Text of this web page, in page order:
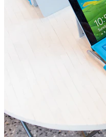
I settori con più
Sanità, tech, logistica e
competenze contano.